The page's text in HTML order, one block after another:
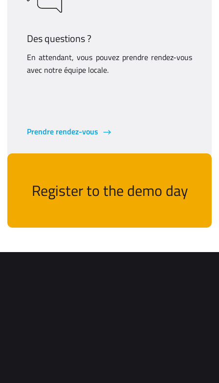
Des questions ?
En attendant, vous pouvez prendre rendez-vous
avec notre équipe locale.
Prendre rendez-vous
Register to the demo day